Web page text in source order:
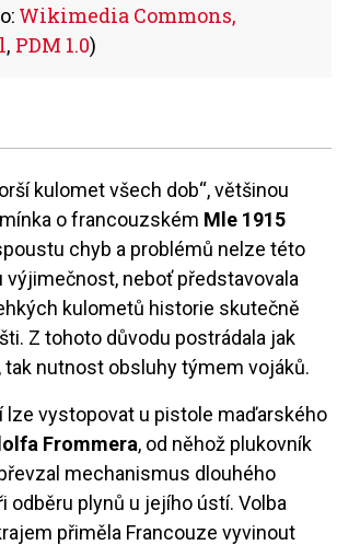
Wikimedia Commons,
, PDM 1.0)
kulomet všech dob“, většinou
o francouzském Mle 1915
chyb a problémů nelze této
neboť představovala
kulometů historie skutečně
Z tohoto důvodu postrádala jak
nutnost obsluhy týmem vojáků.
lze vystopovat u pistole maďarského
Frommera, od něhož plukovník
mechanismus dlouhého
odběru plynů u jejího ústí. Volba
přiměla Francouze vyvinout